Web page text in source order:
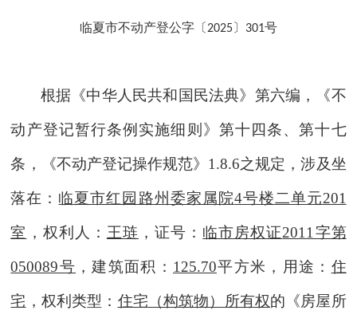
临夏市不动产登公字〔2025〕 301号
根据《中华人民共和国民法典》第六编 ， 《不
动产登记暂行条例实施细则》第十四条、第十七
条 ， 《不动产登记操作规范》 1.8.6之规定 ，涉及坐
落在： 临夏市红园路州委家属院4号楼二单元201
室 ，权利人 ： 王琏 ，证号： 临市房权证2011字第
050089号 ，建筑面积： 125.70平方米，用途： 住
宅 ，权利类型： 住宅 （构筑物）所有权的《房屋所